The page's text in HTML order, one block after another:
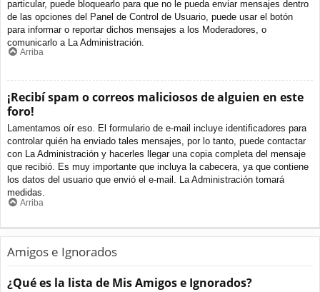
particular, puede bloquearlo para que no le pueda enviar mensajes dentro
de las opciones del Panel de Control de Usuario, puede usar el botón
para informar o reportar dichos mensajes a los Moderadores, o
comunicarlo a La Administración.
Arriba
¡Recibí spam o correos maliciosos de alguien en este
foro!
Lamentamos oír eso. El formulario de e-mail incluye identificadores para
controlar quién ha enviado tales mensajes, por lo tanto, puede contactar
con La Administración y hacerles llegar una copia completa del mensaje
que recibió. Es muy importante que incluya la cabecera, ya que contiene
los datos del usuario que envió el e-mail. La Administración tomará
medidas.
Arriba
Amigos e Ignorados
¿Qué es la lista de Mis Amigos e Ignorados?